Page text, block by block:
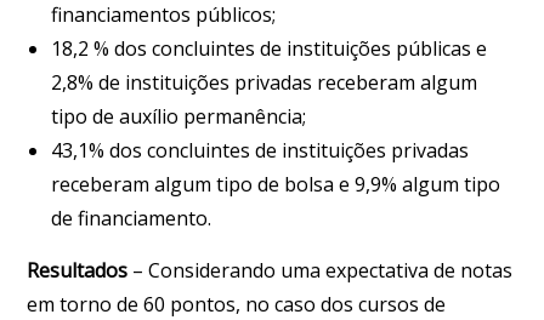
financiamentos públicos;
18,2 % dos concluintes de instituições públicas e
2,8% de instituições privadas receberam algum
tipo de auxílio permanência;
43,1% dos concluintes de instituições privadas
receberam algum tipo de bolsa e 9,9% algum tipo
de financiamento.
Resultados – Considerando uma expectativa de notas
em torno de 60 pontos, no caso dos cursos de